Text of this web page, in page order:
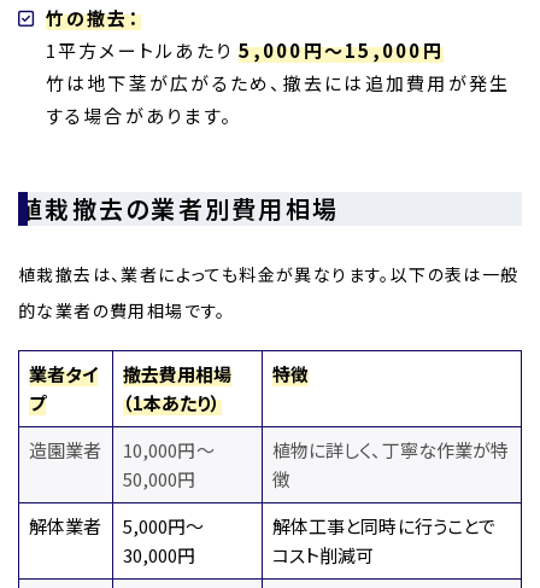
竹の撤去：
1平方メートルあたり5,000円～15,000円
竹は地下茎が広がるため、撤去には追加費用が発生
する場合があります。
植栽撤去の業者別費用相場
植栽撤去は、業者によっても料金が異なります。以下の表は一般
的な業者の費用相場です。
業者タイ
プ
撤去費用相場
（1本あたり）
特徴
造園業者
10,000円～
50,000円
植物に詳しく、丁寧な作業が特
徴
解体業者
5,000円～
30,000円
解体工事と同時に行うことで
コスト削減可